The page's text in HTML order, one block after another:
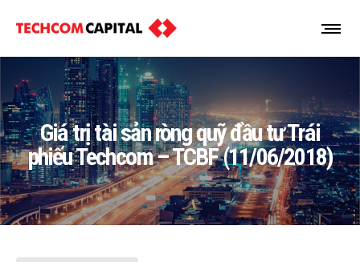
Giá trị tài sản ròng quỹ đầu tư Trái
phiếu Techcom – TCBF (11/06/2018)